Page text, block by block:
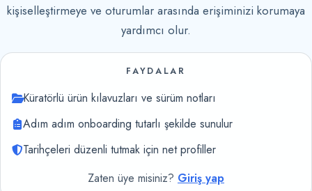
kişiselleştirmeye ve oturumlar arasında erişiminizi korumaya
yardımcı olur.
FAYDALAR
Küratörlü ürün kılavuzları ve sürüm notları
Adım adım onboarding tutarlı şekilde sunulur
Tarihçeleri düzenli tutmak için net profiller
Zaten üye misiniz? Giriş yap